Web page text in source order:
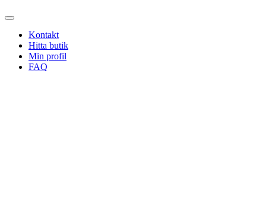
Kontakt
Hitta butik
Min profil
FAQ